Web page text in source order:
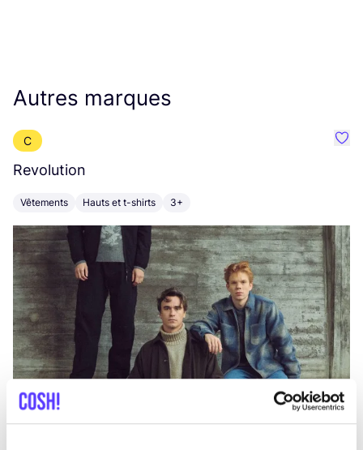
Autres marques
C
Revolution
Vêtements Hauts et t-shirts 3+